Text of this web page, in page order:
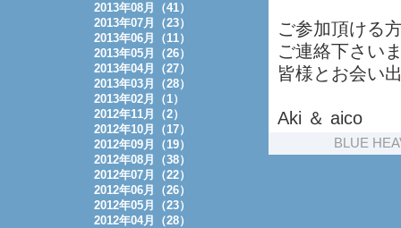
ご参加頂け
ご連絡下さい
皆様とお会い
Aki ＆ aico
BLUE
2013年08月（41）
2013年07月（23）
2013年06月（11）
2013年05月（26）
2013年04月（27）
2013年03月（28）
2013年02月（1）
2012年11月（2）
2012年10月（17）
2012年09月（19）
2012年08月（38）
2012年07月（22）
2012年06月（26）
2012年05月（23）
2012年04月（28）